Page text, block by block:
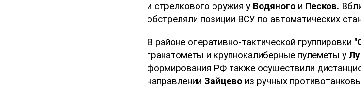
и стрелкового оружия у Водяного и Песков.
обстреляли позиции ВСУ по автоматических
В районе оперативно-тактической группировки
гранатометы и крупнокалиберные пулеметы у
формирования РФ также осуществили
направлении Зайцево из ручных